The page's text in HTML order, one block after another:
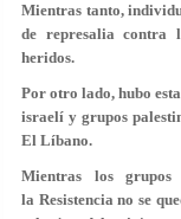
Mientras tanto,
de represalia contra
heridos.
Por otro lado, hubo
israelí y grupos
El Líbano.
Mientras los
la Resistencia no se